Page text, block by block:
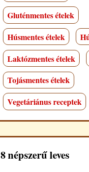
Gluténmentes ételek
Húsmentes ételek
Laktózmentes ételek
Tojásmentes ételek
Vegetáriánus receptek
8 népszerű leves